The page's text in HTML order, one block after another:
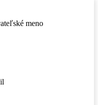
meno